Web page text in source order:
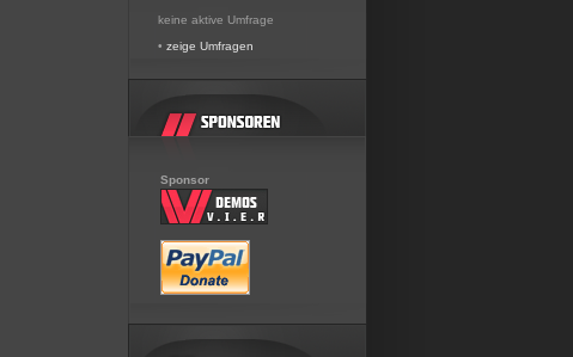
keine aktive Umfrage
• zeige Umfragen
Sponsor